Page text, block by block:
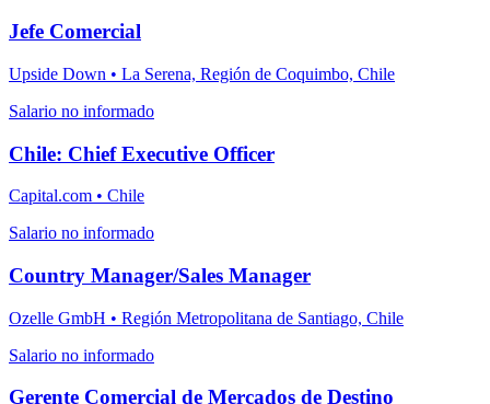
Jefe Comercial
Upside Down • La Serena, Región de Coquimbo, Chile
Salario no informado
Chile: Chief Executive Officer
Capital.com • Chile
Salario no informado
Country Manager/Sales Manager
Ozelle GmbH • Región Metropolitana de Santiago, Chile
Salario no informado
Gerente Comercial de Mercados de Destino